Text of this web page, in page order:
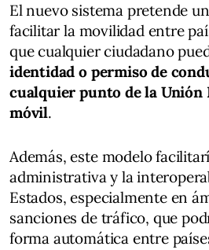
El nuevo sistema pretende
facilitar la movilidad entre
que cualquier ciudadano
identidad o permiso de
cualquier punto de la Unión
móvil.
Además, este modelo
administrativa y la
Estados, especialmente en
sanciones de tráfico, que
forma automática entre